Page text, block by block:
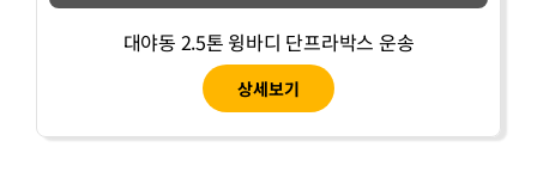
대야동 2.5톤 윙바디 단프라박스 운송
상세보기